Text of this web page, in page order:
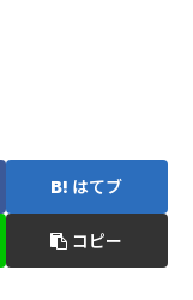
はてブ
コピー